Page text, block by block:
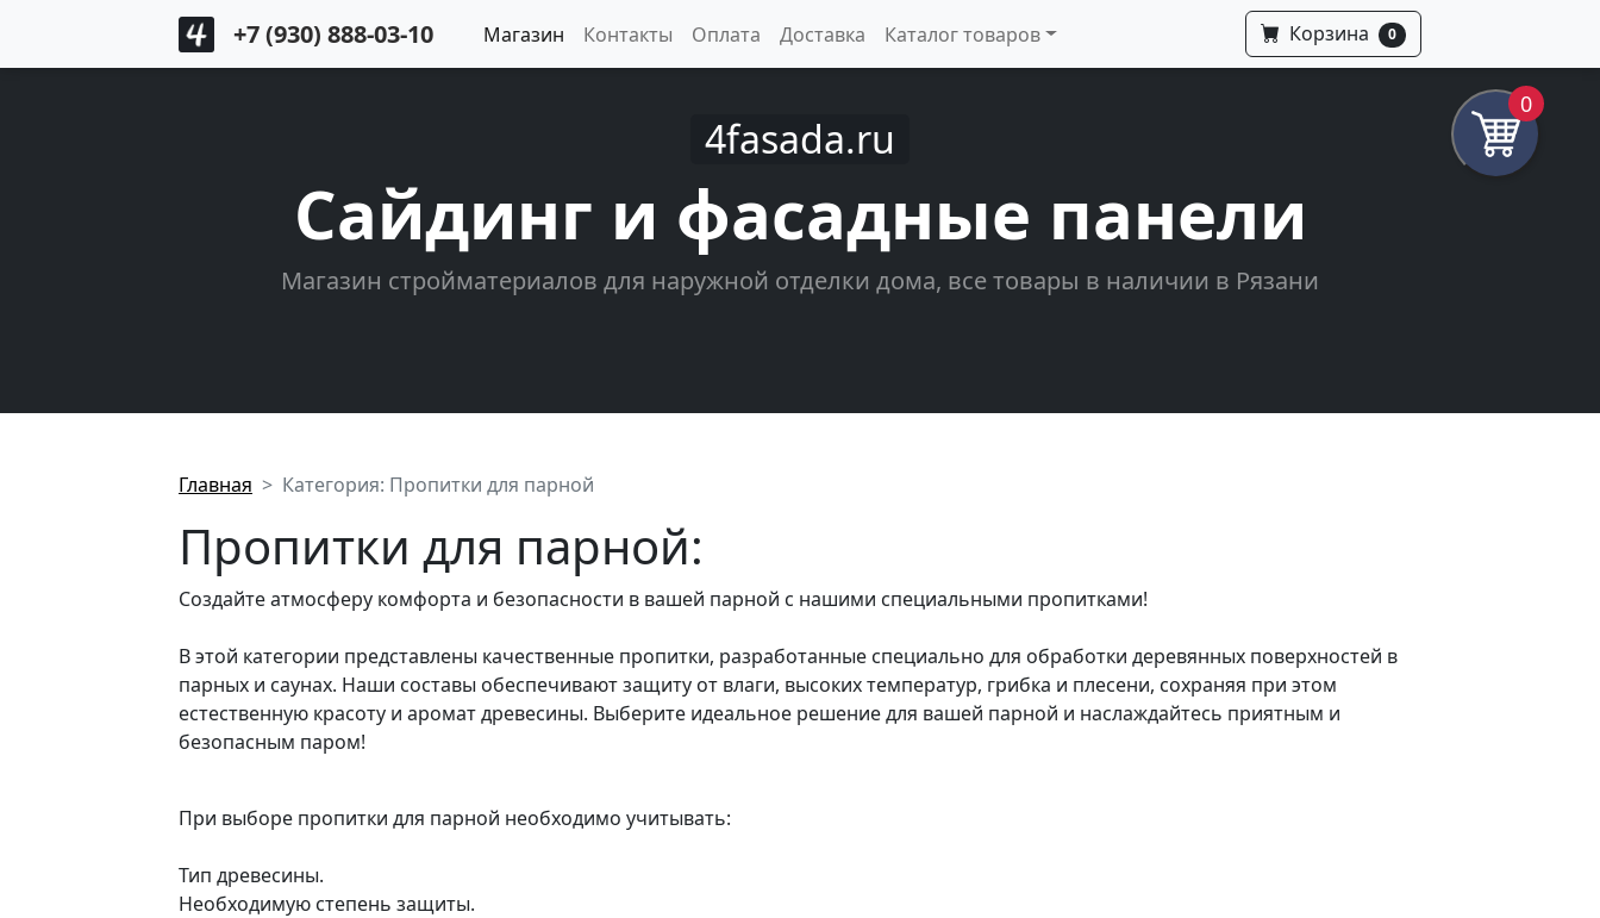
+7 (930) 888-03-10 Магазин Контакты Оплата Доставка Каталог товаров Корзина 0
4fasada.ru
Сайдинг и фасадные панели
Магазин стройматериалов для наружной отделки дома, все товары в наличии в Рязани
Главная Категория: Пропитки для парной
Пропитки для парной:
Создайте атмосферу комфорта и безопасности в вашей парной с нашими специальными пропитками!
В этой категории представлены качественные пропитки, разработанные специально для обработки деревянных поверхностей в
парных и саунах. Наши составы обеспечивают защиту от влаги, высоких температур, грибка и плесени, сохраняя при этом
естественную красоту и аромат древесины. Выберите идеальное решение для вашей парной и наслаждайтесь приятным и
безопасным паром!
При выборе пропитки для парной необходимо учитывать:
Тип древесины.
Необходимую степень защиты.
0